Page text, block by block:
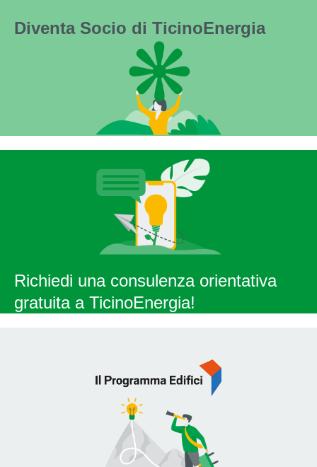
Diventa Socio di TicinoEnergia
Richiedi una consulenzaorientativa
gratuita a TicinoEnergia!